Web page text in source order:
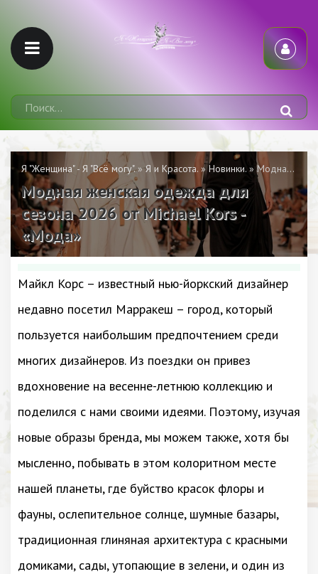
Я "Женщина" - Я "Всё могу".»Я и Красота. »Новинки. » Модная женская одежда для сезона 2026 от Michael Kors - «Мода»
Модная женская одежда для
сезона 2026 от Michael Kors -
«Мода»
Майкл Корс – известный нью-йоркский дизайнер
недавно посетил Марракеш – город, который
пользуется наибольшим предпочтением среди
многих дизайнеров. Из поездки он привез
вдохновение на весенне-летнюю коллекцию и
поделился с нами своими идеями. Поэтому, изучая
новые образы бренда, мы можем также, хотя бы
мысленно, побывать в этом колоритном месте
нашей планеты, где буйство красок флоры и
фауны, ослепительное солнце, шумные базары,
традиционная глиняная архитектура с красными
домиками, сады, утопающие в зелени, и один из